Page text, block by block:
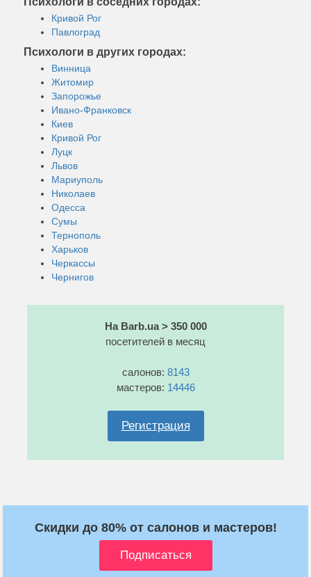
Кривой Рог
Павлоград
Психологи в других городах:
Винница
Житомир
Запорожье
Ивано-Франковск
Киев
Кривой Рог
Луцк
Львов
Мариуполь
Николаев
Одесса
Сумы
Тернополь
Харьков
Черкассы
Чернигов
На Barb.ua > 350 000
посетителей в месяц
салонов: 8143
мастеров: 14446
Регистрация
Скидки до 80% от салонов и мастеров!